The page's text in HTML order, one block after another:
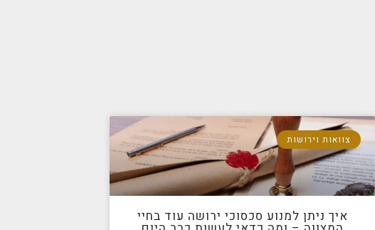
צוואות וירושות
איך ניתן למנוע סכסוכי ירושה עוד בחיי